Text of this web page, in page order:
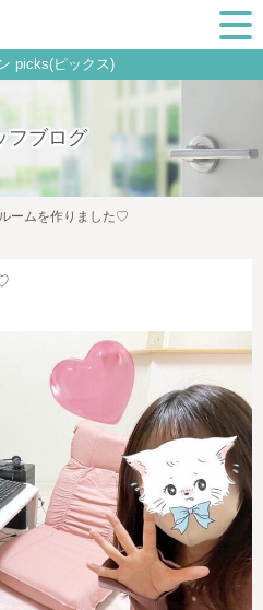
picks(ピックス)
フブログ
ームを作りました♡